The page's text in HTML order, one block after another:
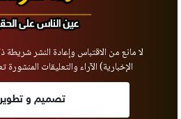
لا مانع من الاقتباس وإعادة النشر شريطة
الإخبارية) الآراء والتعليقات
تصميم و